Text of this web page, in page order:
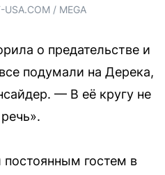
USA.COM / MEGA
о предательстве и
подумали на Дерека,
— В её кругу не
постоянным гостем в